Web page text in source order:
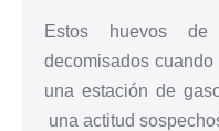
Estos huevos de
decomisados
una estación de
una actitud